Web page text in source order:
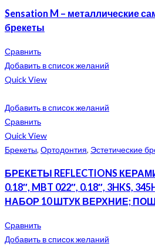
Sensation M – металлические
брекеты
Сравнить
Добавить в список желаний
Quick View
Добавить в список желаний
Сравнить
Quick View
Брекеты, Ортодонтия, Эстетические
БРЕКЕТЫ REFLECTIONS
0.18″, MBT 022″, 0.18″, 3HKS,
НАБОР 10 ШТУК ВЕРХНИЕ;
Сравнить
Добавить в список желаний